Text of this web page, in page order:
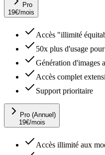
Pro
19€/mois
Accès "illimité
50x plus d'usage
Génération d'images
Accès complet
Support prioritaire
Pro (Annuel)
19€/mois
Accès illimité aux